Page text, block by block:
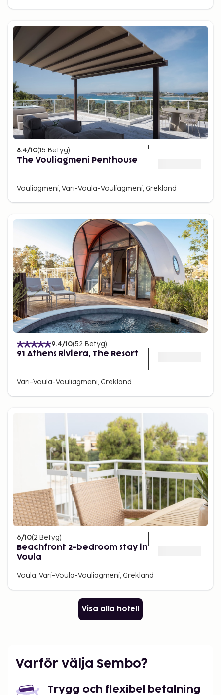
8.4/10(15 Betyg)
The Vouliagmeni Penthouse
Vouliagmeni, Vari-Voula-Vouliagmeni, Grekland
9.4/10(52 Betyg)
91 Athens Riviera, The Resort
Vari-Voula-Vouliagmeni, Grekland
6/10(2 Betyg)
Beachfront 2-bedroom Stay in
Voula
Voula, Vari-Voula-Vouliagmeni, Grekland
Visa alla hotell
Varför välja Sembo?
Trygg och flexibel betalning